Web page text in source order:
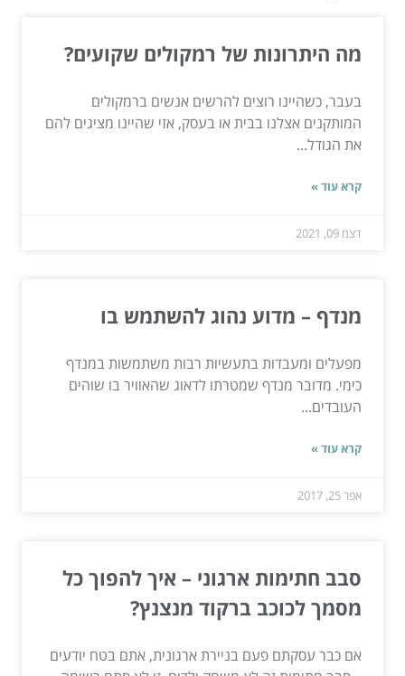
מה היתרונות של רמקולים שקועים?
בעבר, כשהיינו רוצים להרשים אנשים ברמקולים
המותקנים אצלנו בבית או בעסק, אזי שהיינו מציגים להם
את הגודל...
קרא עוד »
דצמ 09, 2021
מנדף – מדוע נהוג להשתמש בו
מפעלים ומעבדות בתעשיות רבות משתמשות במנדף
כימי. מדובר מנדף שמטרתו לדאוג שהאוויר בו שוהים
העובדים...
קרא עוד »
אפר 25, 2017
סבב חתימות ארגוני – איך להפוך כל
מסמך לכוכב ברקוד מנצנץ?
אם כבר עסקתם פעם בניירת ארגונית, אתם בטח יודעים